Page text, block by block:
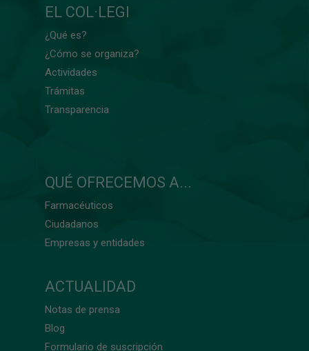
EL COL·LEGI
¿Qué es?
¿Cómo se organiza?
Actividades
Trámitas
Transparencia
QUÉ OFRECEMOS A...
Farmacéuticos
Ciudadanos
Empresas y entidades
ACTUALIDAD
Notas de prensa
Blog
Formulario de suscripción